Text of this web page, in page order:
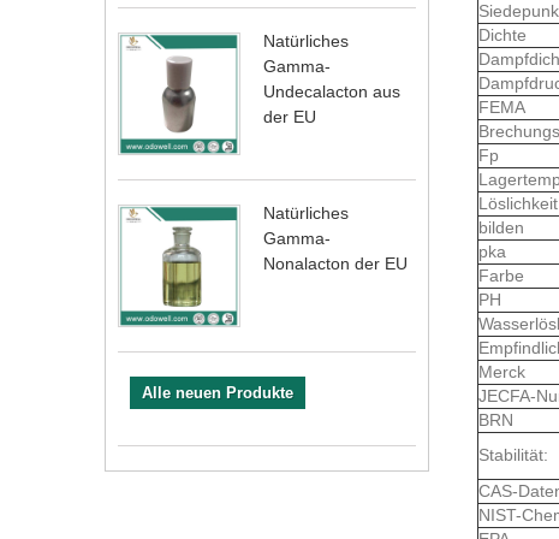
Natürliches
Gamma-
Undecalacton aus
der EU
Natürliches
Gamma-
Nonalacton der EU
Alle neuen Produkte
Dichte
FEMA
Fp
Löslichkeit
bilden
pka
Farbe
PH
Merck
JECFA-
BRN
Stabilität:
CAS-
NIST-